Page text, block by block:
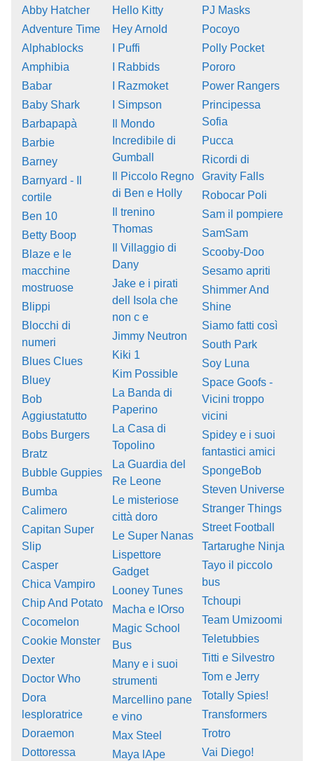
Abby Hatcher
Adventure Time
Alphablocks
Amphibia
Babar
Baby Shark
Barbapapà
Barbie
Barney
Barnyard - Il
cortile
Ben 10
Betty Boop
Blaze e le
macchine
mostruose
Blippi
Blocchi di
numeri
Blues Clues
Bluey
Bob
Aggiustatutto
Bobs Burgers
Bratz
Bubble Guppies
Bumba
Calimero
Capitan Super
Slip
Casper
Chica Vampiro
Chip And Potato
Cocomelon
Cookie Monster
Dexter
Doctor Who
Dora
lesploratrice
Doraemon
Dottoressa
Hello Kitty
Hey Arnold
I Puffi
I Rabbids
I Razmoket
I Simpson
Il Mondo
Incredibile di
Gumball
Il Piccolo Regno
di Ben e Holly
Il trenino
Thomas
Il Villaggio di
Dany
Jake e i pirati
dell Isola che
non c e
Jimmy Neutron
Kiki 1
Kim Possible
La Banda di
Paperino
La Casa di
Topolino
La Guardia del
Re Leone
Le misteriose
città doro
Le Super Nanas
Lispettore
Gadget
Looney Tunes
Macha e lOrso
Magic School
Bus
Many e i suoi
strumenti
Marcellino pane
e vino
Max Steel
Maya lApe
PJ Masks
Pocoyo
Polly Pocket
Pororo
Power Rangers
Principessa
Sofia
Pucca
Ricordi di
Gravity Falls
Robocar Poli
Sam il pompiere
SamSam
Scooby-Doo
Sesamo apriti
Shimmer And
Shine
Siamo fatti così
South Park
Soy Luna
Space Goofs -
Vicini troppo
vicini
Spidey e i suoi
fantastici amici
SpongeBob
Steven Universe
Stranger Things
Street Football
Tartarughe Ninja
Tayo il piccolo
bus
Tchoupi
Team Umizoomi
Teletubbies
Titti e Silvestro
Tom e Jerry
Totally Spies!
Transformers
Trotro
Vai Diego!